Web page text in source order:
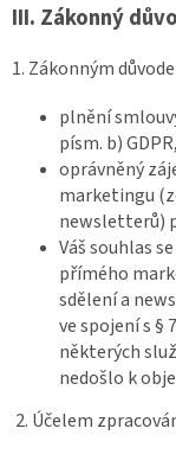
III. Zákonný
1. Zákonným
plnění
písm. b) GDPR,
oprávněný
marketingu
newsletterů)
Váš souhlas
přímého
sdělení a
ve spojení s §
některých
nedošlo k
2. Účelem